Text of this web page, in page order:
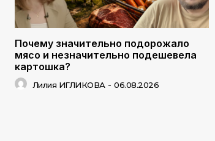
Почему значительно подорожало
мясо и незначительно подешевела
картошка?
Лилия ИГЛИКОВА - 06.08.2026